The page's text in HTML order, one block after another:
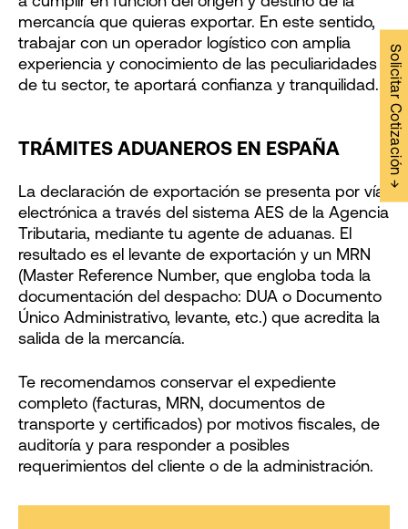
mercancía que quieras exportar. En este sentido,
trabajar con un operador logístico con amplia
experiencia y conocimiento de las peculiaridades
de tu sector, te aportará confianza y tranquilidad.
TRÁMITES ADUANEROS EN ESPAÑA
La declaración de exportación se presenta por vía
electrónica a través del sistema AES de la Agencia
Tributaria, mediante tu agente de aduanas. El
resultado es el levante de exportación y un MRN
(Master Reference Number, que engloba toda la
documentación del despacho: DUA o Documento
Único Administrativo, levante, etc.) que acredita la
salida de la mercancía.
Te recomendamos conservar el expediente
completo (facturas, MRN, documentos de
transporte y certificados) por motivos fiscales, de
auditoría y para responder a posibles
requerimientos del cliente o de la administración.
Solicitar Cotización →